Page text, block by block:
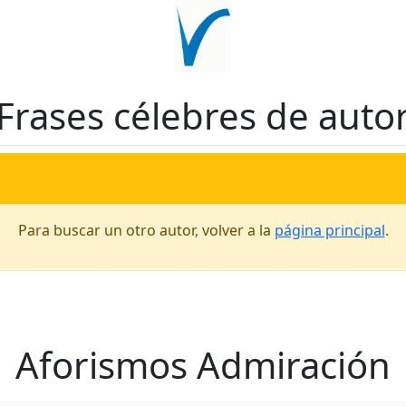
célebres de
Para buscar un otro autor, volver a la página principal.
Aforismos Admiración